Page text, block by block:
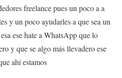
freelance pues un poco a a
y un poco ayudarles a que sea un
ese hate a WhatsApp que lo
y que se algo más llevadero ese
ahí estamos